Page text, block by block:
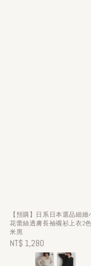
【預購】日系日本選品細緻
花蕾絲透膚長袖襯衫上衣2
米黑
Regular
NT$ 1,280